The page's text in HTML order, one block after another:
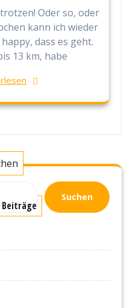
Oder so, oder
kann ich wieder
dass es geht.
13 km, habe
Suchen